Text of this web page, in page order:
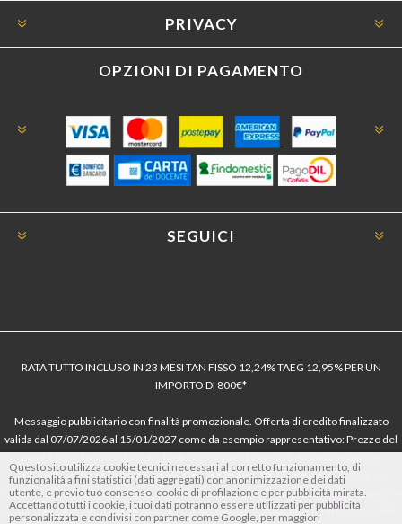
PRIVACY
OPZIONI DI PAGAMENTO
SEGUICI
RATA TUTTO INCLUSO IN 23 MESI TAN FISSO 12,24% TAEG 12,95% PER UN
IMPORTO DI 800€*
Messaggio pubblicitario con finalità promozionale. Offerta di credito finalizzato
valida dal 07/07/2026 al 15/01/2027 come da esempio rappresentativo: Prezzo del
dell’offerta azzerati. Importo totale del credito € 800. Importo totale dovuto dal
Consumatore € 920. Decorrenza media della prima rata a 90 giorni. Al fine di gestire
le tue spese in modo responsabile e di conoscere eventuali altre offerte disponibili,
Questo sito utilizza cookie tecnici necessari al corretto funzionamento, di
funzionalità a fini statistici (dati aggregati) con anonimizzazione dei dati
utente, e previo tuo consenso, cookie di profilazione e per pubblicità mirata.
Accettando tutti i cookie, i tuoi dati potranno essere utilizzati per pubblicità
personalizzata e condivisi con partner come Google, per maggiori